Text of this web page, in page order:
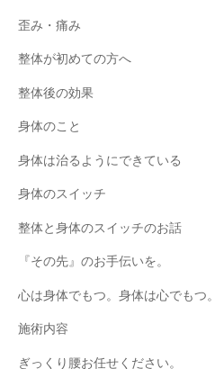
歪み・痛み
整体が初めての方へ
整体後の効果
身体のこと
身体は治るようにできている
身体のスイッチ
整体と身体のスイッチのお話
『その先』のお手伝いを。
心は身体でもつ。身体は心でもつ。
施術内容
ぎっくり腰お任せください。